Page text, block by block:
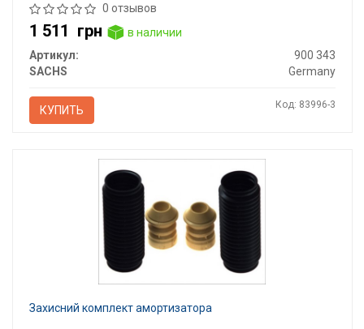
0 отзывов
1 511 грн
в наличии
Артикул:
900 343
SACHS
Germany
КУПИТЬ Код: 83996-3
Захисний комплект амортизатора